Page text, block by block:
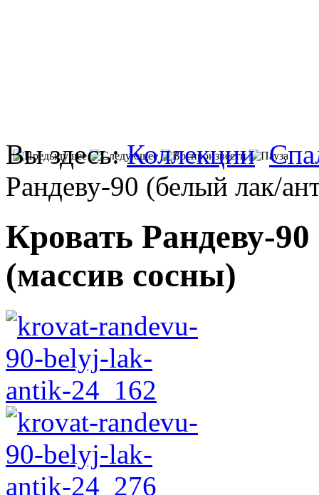
Вы здесь:Коллекции
Рандеву-90 (белый лак/
Кровать Рандеву-
(массив сосны)